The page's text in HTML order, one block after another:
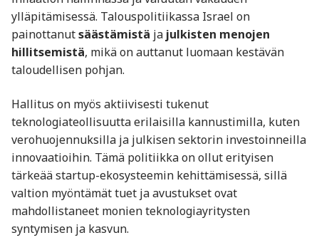
ylläpitämisessä. Talouspolitiikassa Israel on
painottanutsäästämistä ja julkisten menojen
hillitsemistä, mikä on auttanut luomaan kestävän
taloudellisen pohjan.
Hallitus on myös aktiivisesti tukenut
teknologiateollisuutta erilaisilla kannustimilla, kuten
verohuojennuksilla ja julkisen sektorin investoinneilla
innovaatioihin. Tämä politiikka on ollut erityisen
tärkeää startup-ekosysteemin kehittämisessä, sillä
valtion myöntämät tuet ja avustukset ovat
mahdollistaneet monien teknologiayritysten
syntymisen ja kasvun.